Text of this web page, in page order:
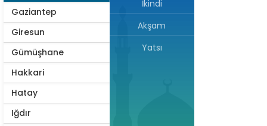
Gaziantep
Giresun
Gümüşhane
Hakkari
Hatay
Iğdır
İkindi
Akşam
Yatsı